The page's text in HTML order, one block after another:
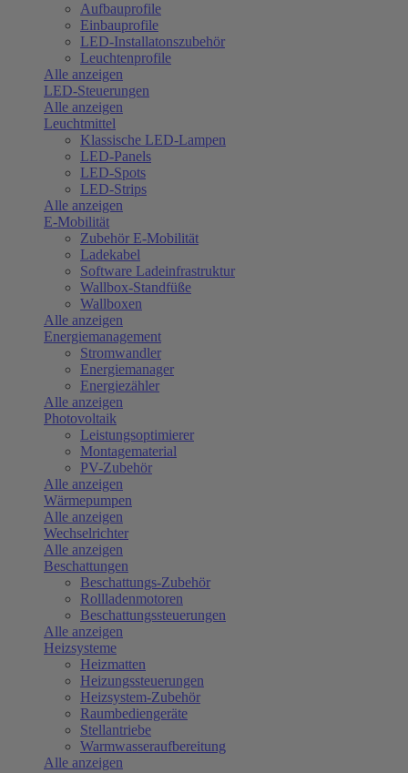
Aufbauprofile
Einbauprofile
LED-Installatonszubehör
Leuchtenprofile
Alle anzeigen
LED-Steuerungen
Alle anzeigen
Leuchtmittel
Klassische LED-Lampen
LED-Panels
LED-Spots
LED-Strips
Alle anzeigen
E-Mobilität
Zubehör E-Mobilität
Ladekabel
Software Ladeinfrastruktur
Wallbox-Standfüße
Wallboxen
Alle anzeigen
Energiemanagement
Stromwandler
Energiemanager
Energiezähler
Alle anzeigen
Photovoltaik
Leistungsoptimierer
Montagematerial
PV-Zubehör
Alle anzeigen
Wärmepumpen
Alle anzeigen
Wechselrichter
Alle anzeigen
Beschattungen
Beschattungs-Zubehör
Rollladenmotoren
Beschattungssteuerungen
Alle anzeigen
Heizsysteme
Heizmatten
Heizungssteuerungen
Heizsystem-Zubehör
Raumbediengeräte
Stellantriebe
Warmwasseraufbereitung
Alle anzeigen